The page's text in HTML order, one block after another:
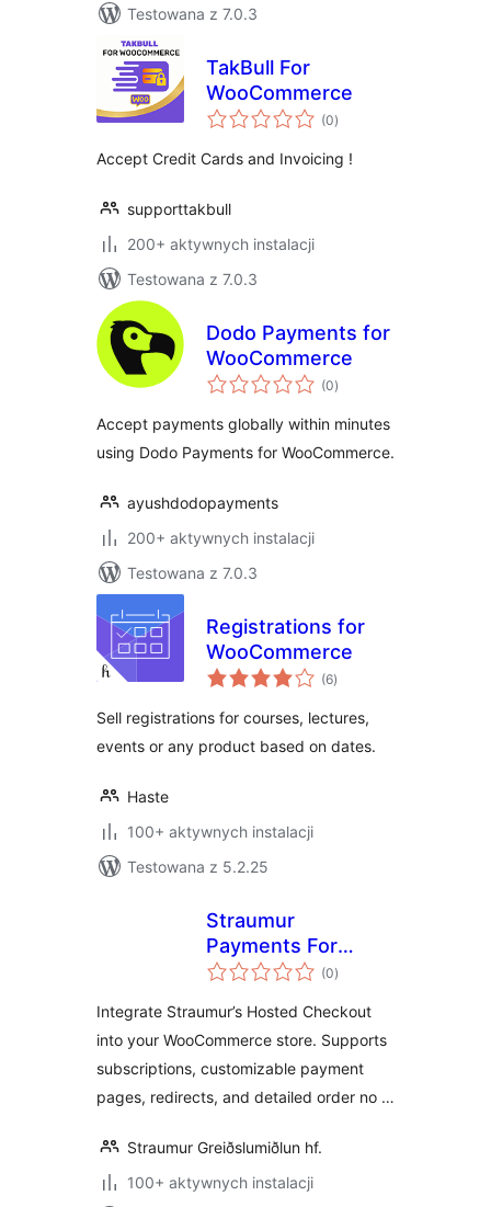
Testowana z 7.0.3
TakBull For
WooCommerce
(0wszystkich
ocen
)
Accept Credit Cards and Invoicing !
supporttakbull
200+ aktywnych instalacji
Testowana z 7.0.3
Dodo Payments for
WooCommerce
(0wszystkich
ocen
)
Accept payments globally within minutes
using Dodo Payments for WooCommerce.
ayushdodopayments
200+ aktywnych instalacji
Testowana z 7.0.3
Registrations for
WooCommerce
(6wszystkich
ocen
)
Sell registrations for courses, lectures,
events or any product based on dates.
Haste
100+ aktywnych instalacji
Testowana z 5.2.25
Straumur
Payments For
WooCommerce
(0wszystkich
ocen
)
Integrate Straumur’s Hosted Checkout
into your WooCommerce store. Supports
subscriptions, customizable payment
pages, redirects, and detailed order no …
Straumur Greiðslumiðlun hf.
100+ aktywnych instalacji